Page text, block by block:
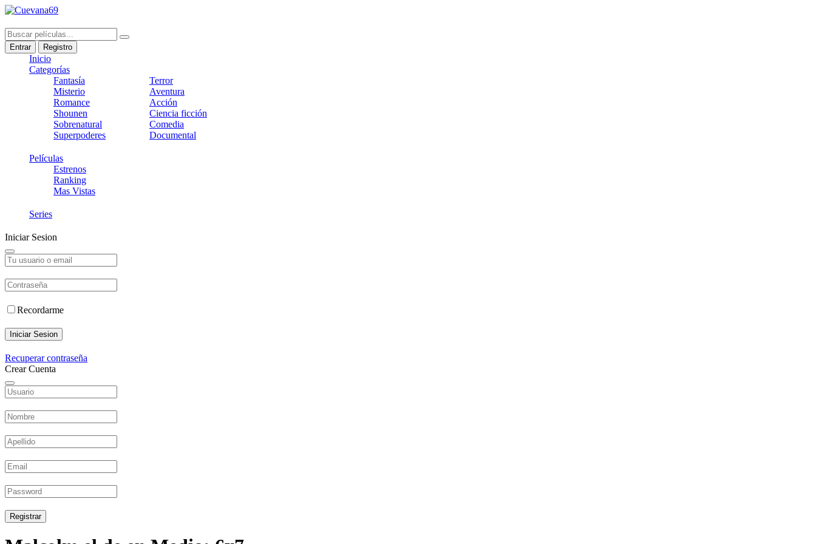
Entrar Registro
Inicio
Categorías
Fantasía
Misterio
Romance
Shounen
Sobrenatural
Superpoderes
Terror
Aventura
Acción
Ciencia ficción
Comedia
Documental
Películas
Estrenos
Ranking
Mas Vistas
Series
Iniciar Sesion
Recordarme
Iniciar Sesion
Recuperar contraseña
Crear Cuenta
Registrar